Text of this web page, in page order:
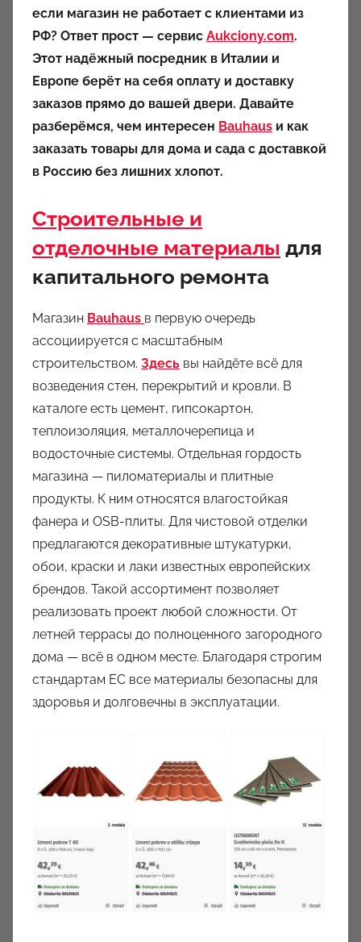
если магазин не работает с клиентами из
РФ? Ответ прост — сервис Aukciony.com.
Этот надёжный посредник в Италии и
Европе берёт на себя оплату и доставку
заказов прямо до вашей двери. Давайте
разберёмся, чем интересен Bauhaus и как
заказать товары для дома и сада с доставкой
в Россию без лишних хлопот.
Строительные и
отделочные материалы для
капитального ремонта
Магазин Bauhaus в первую очередь
ассоциируется с масштабным
строительством. Здесь вы найдёте всё для
возведения стен, перекрытий и кровли. В
каталоге есть цемент, гипсокартон,
теплоизоляция, металлочерепица и
водосточные системы. Отдельная гордость
магазина — пиломатериалы и плитные
продукты. К ним относятся влагостойкая
фанера и OSB-плиты. Для чистовой отделки
предлагаются декоративные штукатурки,
обои, краски и лаки известных европейских
брендов. Такой ассортимент позволяет
реализовать проект любой сложности. От
летней террасы до полноценного загородного
дома — всё в одном месте. Благодаря строгим
стандартам ЕС все материалы безопасны для
здоровья и долговечны в эксплуатации.